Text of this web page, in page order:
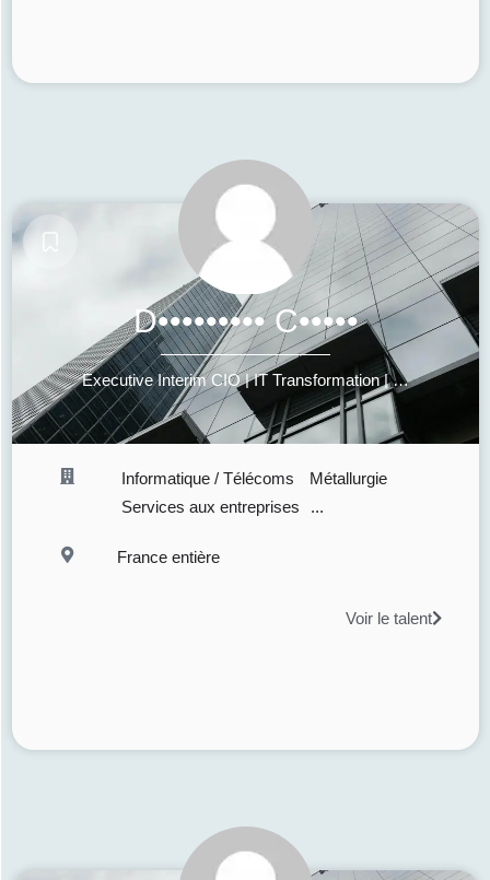
D••••••••• C•••••
Executive Interim CIO | IT Transformation | M&A | Digital & Operational Excellence
Informatique / Télécoms
Métallurgie
Services aux entreprises
...
France entière
Voir le talent